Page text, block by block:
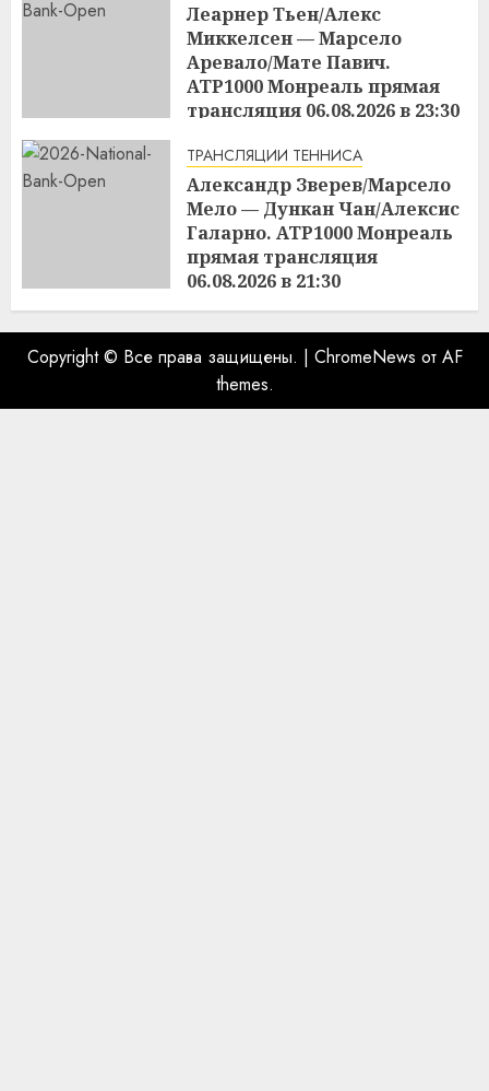
Леарнер Тьен/Алекс
Миккелсен — Марсело
Аревало/Мате Павич.
ATP1000 Монреаль прямая
трансляция 06.08.2026 в 23:30
ТРАНСЛЯЦИИ ТЕННИСА
Александр Зверев/Марсело
Мело — Дункан Чан/Алексис
Галарно. ATP1000 Монреаль
прямая трансляция
06.08.2026 в 21:30
06.08.2026
Copyright © Все права защищены. | ChromeNews от AF
themes.